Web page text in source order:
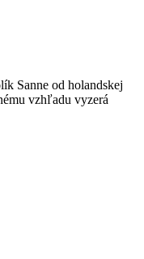
Sanne od holandskej
vzhľadu vyzerá